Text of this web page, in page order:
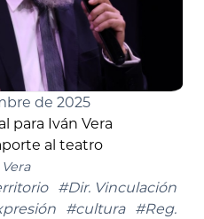
de 2025
para Iván Vera
al teatro
#Dir. Vinculación
#cultura
#Reg.